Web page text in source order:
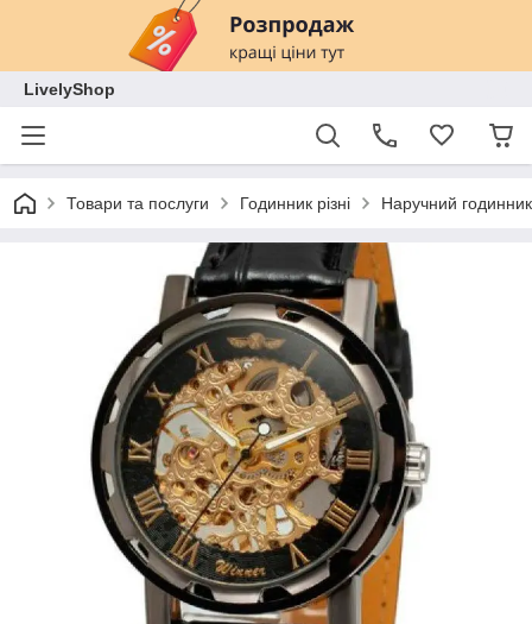
LivelyShop
Товари та послуги Годинник різні Наручний годинник